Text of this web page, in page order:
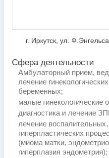
г. Иркутск, ул.
Сфера деятельности
Амбулаторный прием,
лечение
беременных;
малые гинекологические
диагностика и лечение
лечение воспалительных,
гиперпластических
(миома матки,
гиперплазия эндометрия);